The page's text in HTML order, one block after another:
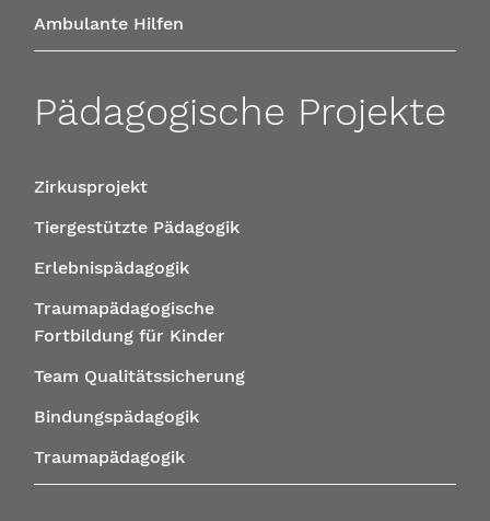
Ambulante Hilfen
Pädagogische Projekte
Zirkusprojekt
Tiergestützte Pädagogik
Erlebnispädagogik
Traumapädagogische
Fortbildung für Kinder
Team Qualitätssicherung
Bindungspädagogik
Traumapädagogik